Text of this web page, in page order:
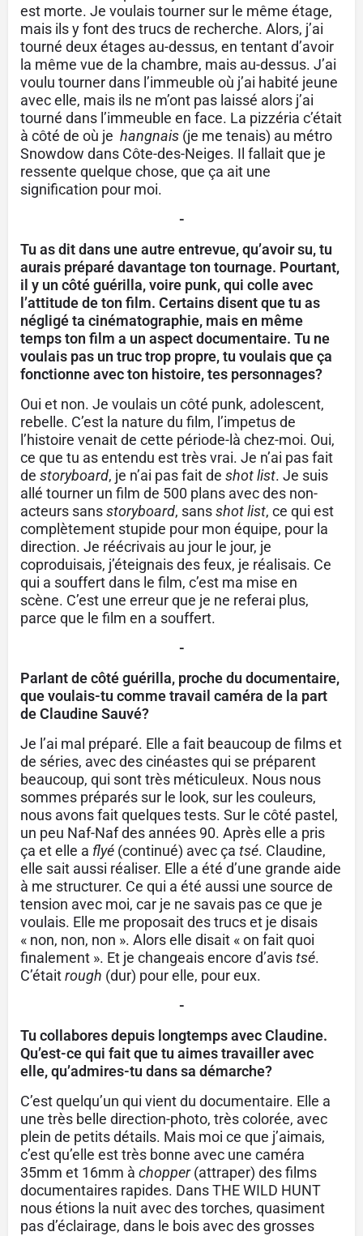
est morte. Je voulais tourner sur le même étage,
mais ils y font des trucs de recherche. Alors, j’ai
tourné deux étages au-dessus, en tentant d’avoir
la même vue de la chambre, mais au-dessus. J’ai
voulu tourner dans l’immeuble où j’ai habité jeune
avec elle, mais ils ne m’ont pas laissé alors j’ai
tourné dans l’immeuble en face. La pizzéria c’était
à côté de où je hangnais (je me tenais) au métro
Snowdow dans Côte-des-Neiges. Il fallait que je
ressente quelque chose, que ça ait une
signification pour moi.
-
Tu as dit dans une autre entrevue, qu’avoir su, tu
aurais préparé davantage ton tournage. Pourtant,
il y un côté guérilla, voire punk, qui colle avec
l’attitude de ton film. Certains disent que tu as
négligé ta cinématographie, mais en même
temps ton film a un aspect documentaire. Tu ne
voulais pas un truc trop propre, tu voulais que ça
fonctionne avec ton histoire, tes personnages?
Oui et non. Je voulais un côté punk, adolescent,
rebelle. C’est la nature du film, l’impetus de
l’histoire venait de cette période-là chez-moi. Oui,
ce que tu as entendu est très vrai. Je n’ai pas fait
de storyboard, je n’ai pas fait de shot list. Je suis
allé tourner un film de 500 plans avec des non-
acteurs sansstoryboard, sansshot list, ce qui est
complètement stupide pour mon équipe, pour la
direction. Je réécrivais au jour le jour, je
coproduisais, j’éteignais des feux, je réalisais. Ce
qui a souffert dans le film, c’est ma mise en
scène. C’est une erreur que je ne referai plus,
parce que le film en a souffert.
-
Parlant de côté guérilla, proche du documentaire,
que voulais-tu comme travail caméra de la part
de Claudine Sauvé?
Je l’ai mal préparé. Elle a fait beaucoup de films et
de séries, avec des cinéastes qui se préparent
beaucoup, qui sont très méticuleux. Nous nous
sommes préparés sur le look, sur les couleurs,
nous avons fait quelques tests. Sur le côté pastel,
un peu Naf-Naf des années 90. Après elle a pris
ça et elle a flyé (continué) avec ça tsé. Claudine,
elle sait aussi réaliser. Elle a été d’une grande aide
à me structurer. Ce qui a été aussi une source de
tension avec moi, car je ne savais pas ce que je
voulais. Elle me proposait des trucs et je disais
« non, non, non ». Alors elle disait « on fait quoi
finalement ». Et je changeais encore d’avistsé.
C’étaitrough (dur) pour elle, pour eux.
-
Tu collabores depuis longtemps avec Claudine.
Qu’est-ce qui fait que tu aimes travailler avec
elle, qu’admires-tu dans sa démarche?
C’est quelqu’un qui vient du documentaire. Elle a
une très belle direction-photo, très colorée, avec
plein de petits détails. Mais moi ce que j’aimais,
c’est qu’elle est très bonne avec une caméra
35mm et 16mm à chopper(attraper) des films
documentaires rapides. Dans THE WILD HUNT
nous étions la nuit avec des torches, quasiment
pas d’éclairage, dans le bois avec des grosses